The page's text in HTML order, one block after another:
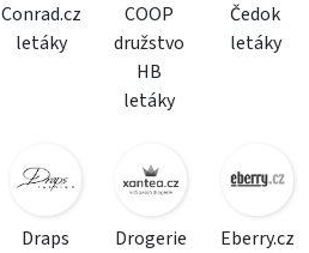
Conrad.cz
letáky
COOP
družstvo
HB
letáky
Čedok
letáky
Draps
Drogerie
Eberry.cz